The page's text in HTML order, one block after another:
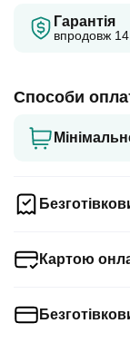
Гарантія
впродовж 14
Способи
Картою